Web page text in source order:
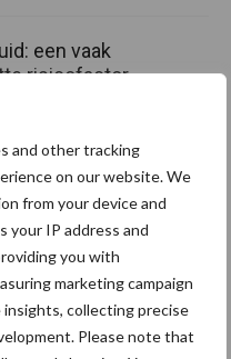
and other tracking
on our website. We
from your device and
your IP address and
you with
marketing campaign
collecting precise
Please note that
een vaak
risicofactor
ziet volume en
groeien in
Nederlandse